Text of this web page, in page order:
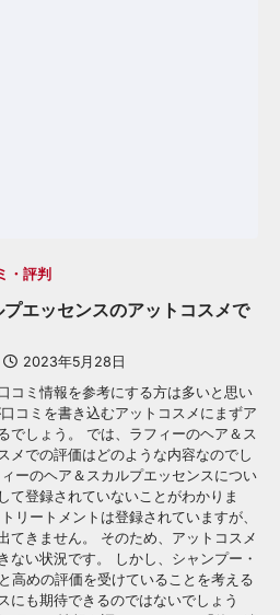
・評判
エッセンスのアットコスメで
2023年5月28日
コミ情報を参考にする方は多いと思い
コミを書き込むアットコスメにまずア
でしょう。 では、ラフィーのヘア＆ス
メでの評価はどのような内容なのでし
ーのヘア＆スカルプエッセンスについ
て登録されていないことがわかりま
リートメントは登録されていますが、
てきません。 そのため、アットコスメ
ない状況です。 しかし、シャンプー・
高めの評価を受けていることを考える
にも期待できるのではないでしょう